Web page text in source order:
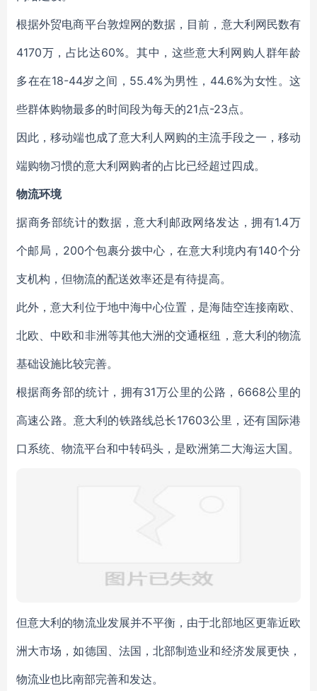
根据外贸电商平台敦煌网的数据，目前，意大利网民数有
4170万，占比达60%。其中，这些意大利网购人群年龄
多在在18-44岁之间，55.4%为男性，44.6%为女性。这
些群体购物最多的时间段为每天的21点-23点。
因此，移动端也成了意大利人网购的主流手段之一，移动
端购物习惯的意大利网购者的占比已经超过四成。
物流环境
据商务部统计的数据，意大利邮政网络发达，拥有1.4万
个邮局，200个包裹分拨中心，在意大利境内有140个分
支机构，但物流的配送效率还是有待提高。
此外，意大利位于地中海中心位置，是海陆空连接南欧、
北欧、中欧和非洲等其他大洲的交通枢纽，意大利的物流
基础设施比较完善。
根据商务部的统计，拥有31万公里的公路，6668公里的
高速公路。意大利的铁路线总长17603公里，还有国际港
口系统、物流平台和中转码头，是欧洲第二大海运大国。
但意大利的物流业发展并不平衡，由于北部地区更靠近欧
洲大市场，如德国、法国，北部制造业和经济发展更快，
物流业也比南部完善和发达。